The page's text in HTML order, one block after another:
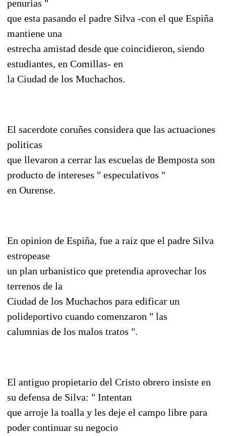
penurias "
que esta pasando el padre Silva -con el que Espiña
mantiene una
estrecha amistad desde que coincidieron, siendo
estudiantes, en Comillas- en
la Ciudad de los Muchachos.
El sacerdote coruñes considera que las actuaciones
politicas
que llevaron a cerrar las escuelas de Bemposta son
producto de intereses " especulativos "
en Ourense.
En opinion de Espiña, fue a raiz que el padre Silva
estropease
un plan urbanistico que pretendia aprovechar los
terrenos de la
Ciudad de los Muchachos para edificar un
polideportivo cuando comenzaron " las
calumnias de los malos tratos ".
El antiguo propietario del Cristo obrero insiste en
su defensa de Silva: " Intentan
que arroje la toalla y les deje el campo libre para
poder continuar su negocio